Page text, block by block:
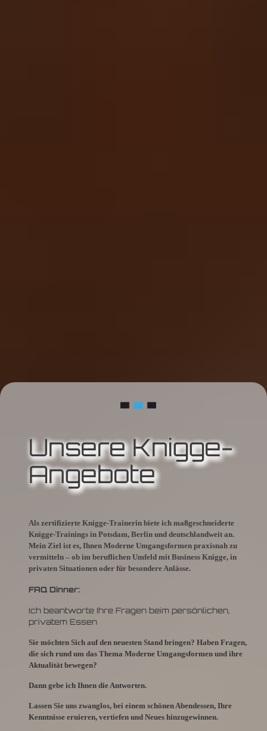
Unsere Knigge-
Angebote
Als zertifizierte Knigge-Trainerin biete ich maßgeschneiderte
Knigge-Trainings in Potsdam, Berlin und deutschlandweit an.
Mein Ziel ist es, Ihnen Moderne Umgangsformen praxisnah zu
vermitteln – ob im beruflichen Umfeld mit Business Knigge, in
privaten Situationen oder für besondere Anlässe.
FAQ Dinner:
Ich beantworte Ihre Fragen beim persönlichen,
privatem Essen
Sie möchten Sich auf den neuesten Stand bringen? Haben Fragen,
die sich rund um das Thema Moderne Umgangsformen und ihre
Aktualität bewegen?
Dann gebe ich Ihnen die Antworten.
Lassen Sie uns zwanglos, bei einem schönen Abendessen, Ihre
Kenntnisse eruieren, vertiefen und Neues hinzugewinnen.